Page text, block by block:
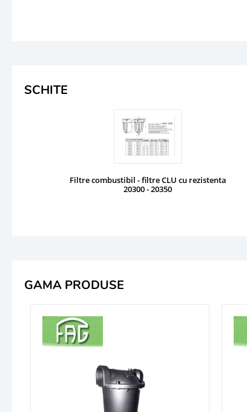
SCHITE
Filtre combustibil - filtre CLU cu rezistenta
20300 - 20350
GAMA PRODUSE